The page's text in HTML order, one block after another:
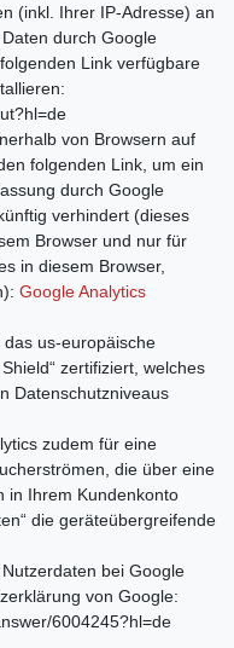
(inkl. Ihrer IP-Adresse) an
durch Google
Link verfügbare
von Browsern auf
folgenden Link, um ein
durch Google
verhindert (dieses
Browser und nur für
in diesem Browser,
Google Analytics
us-europäische
zertifiziert, welches
Datenschutzniveaus
zudem für eine
die über eine
in Ihrem Kundenkonto
die geräteübergreifende
bei Google
von Google:
6004245?hl=de